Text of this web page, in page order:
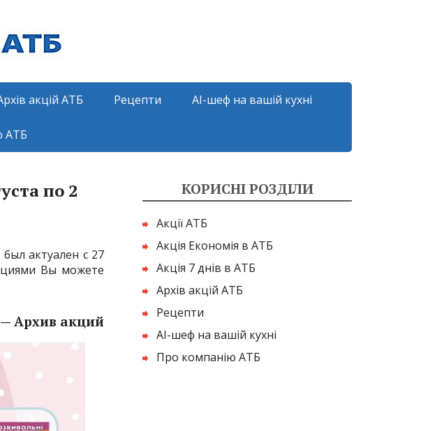
акцій АТБ Рецепти AI-шеф на вашій кухні
АТБ
по 2
актуален с 27
Вы можете
— Архив акций
КОРИСНІ РОЗДІЛИ
Акції АТБ
Акція Економія в АТБ
Акція 7 днів в АТБ
Архів акцій АТБ
Рецепти
AI-шеф на вашій кухні
Про компанію АТБ